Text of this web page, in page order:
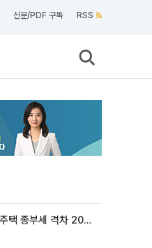
신문/PDF 구독 RSS
종부세 개편에도…1·3주택 종부세 격차 2028년부터 확대